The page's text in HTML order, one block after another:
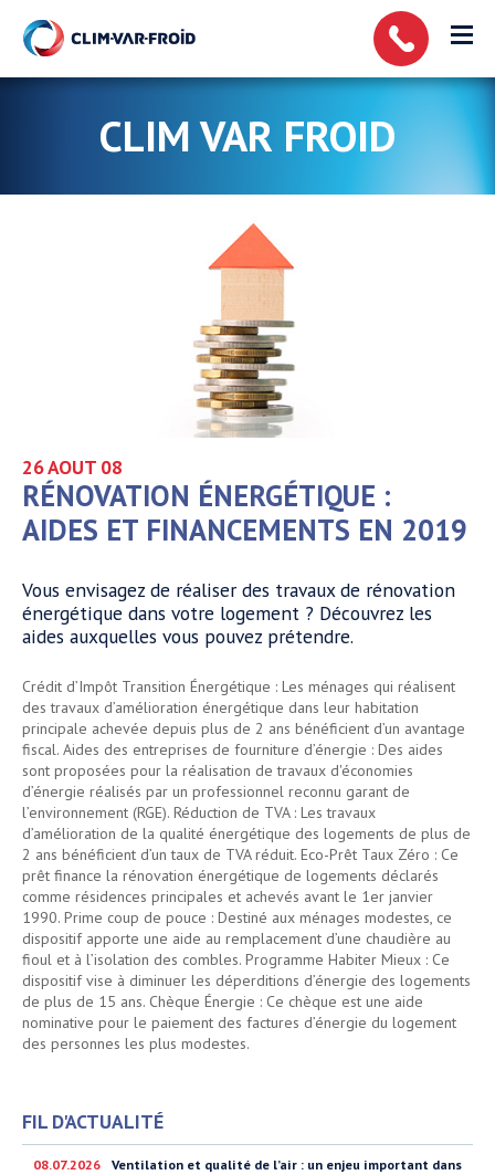
CLIM VAR FROID
26 AOUT 08
RÉNOVATION ÉNERGÉTIQUE :
AIDES ET FINANCEMENTS EN 2019
Vous envisagez de réaliser des travaux de rénovation
énergétique dans votre logement ? Découvrez les
aides auxquelles vous pouvez prétendre.
Crédit d’Impôt Transition Énergétique : Les ménages qui réalisent
des travaux d’amélioration énergétique dans leur habitation
principale achevée depuis plus de 2 ans bénéficient d’un avantage
fiscal. Aides des entreprises de fourniture d’énergie : Des aides
sont proposées pour la réalisation de travaux d'économies
d’énergie réalisés par un professionnel reconnu garant de
l’environnement (RGE). Réduction de TVA : Les travaux
d’amélioration de la qualité énergétique des logements de plus de
2 ans bénéficient d’un taux de TVA réduit. Eco-Prêt Taux Zéro : Ce
prêt finance la rénovation énergétique de logements déclarés
comme résidences principales et achevés avant le 1er janvier
1990. Prime coup de pouce : Destiné aux ménages modestes, ce
dispositif apporte une aide au remplacement d’une chaudière au
fioul et à l’isolation des combles. Programme Habiter Mieux : Ce
dispositif vise à diminuer les déperditions d’énergie des logements
de plus de 15 ans. Chèque Énergie : Ce chèque est une aide
nominative pour le paiement des factures d’énergie du logement
des personnes les plus modestes.
FIL D'ACTUALITÉ
08.07.2026
Ventilation et qualité de l’air : un enjeu important dans